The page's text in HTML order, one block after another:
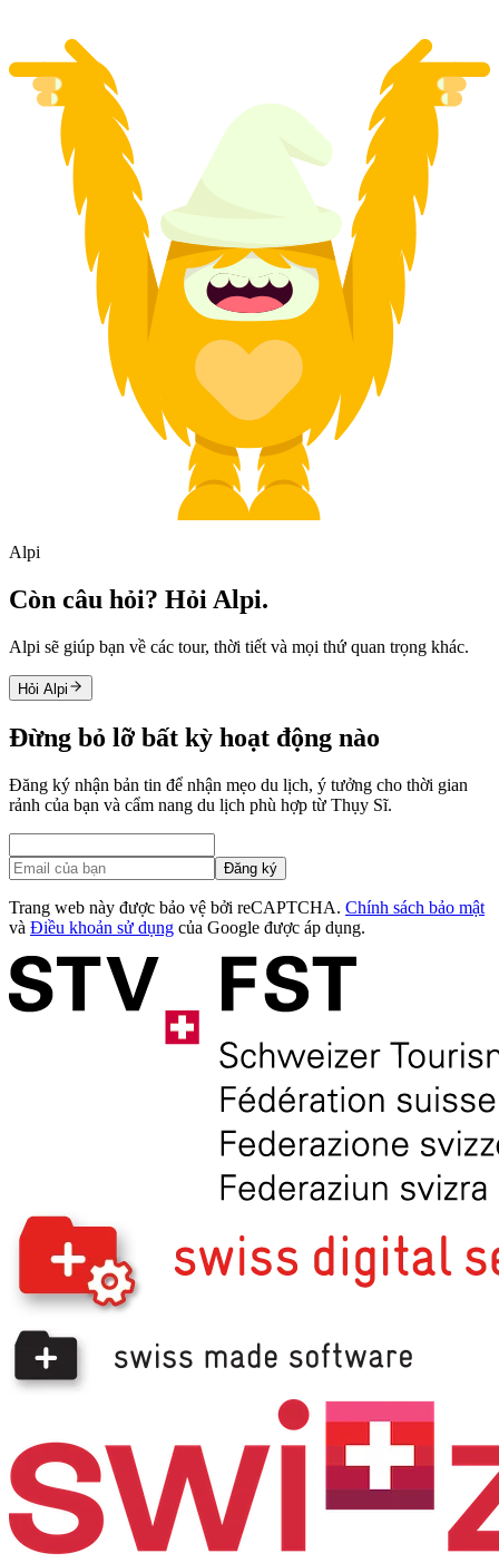
Alpi
Còn câu hỏi? Hỏi Alpi.
Alpi sẽ giúp bạn về các tour, thời tiết và mọi thứ quan trọng khác.
Hỏi Alpi
Đừng bỏ lỡ bất kỳ hoạt động nào
Đăng ký nhận bản tin để nhận mẹo du lịch, ý tưởng cho thời gian
rảnh của bạn và cẩm nang du lịch phù hợp từ Thụy Sĩ.
Đăng ký
Trang web này được bảo vệ bởi reCAPTCHA. Chính sách bảo mật
và Điều khoản sử dụng của Google được áp dụng.